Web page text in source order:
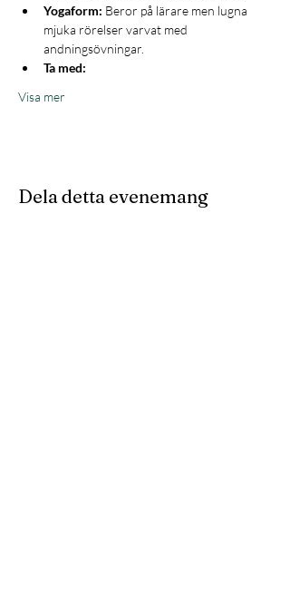
Yogaform: Beror på lärare men lugna
mjuka rörelser varvat med
andningsövningar.
Ta med:
Visa mer
Dela detta evenemang